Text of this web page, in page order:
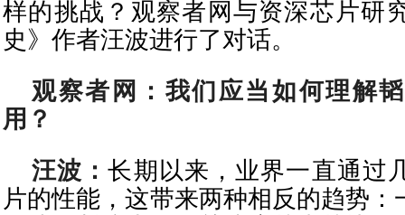
样的挑战？观察者网与资深芯片研
史》作者汪波进行了对话。
观察者网：我们应当如何理解
用？
汪波：长期以来，业界一直通过
片的性能，这带来两种相反的趋势：